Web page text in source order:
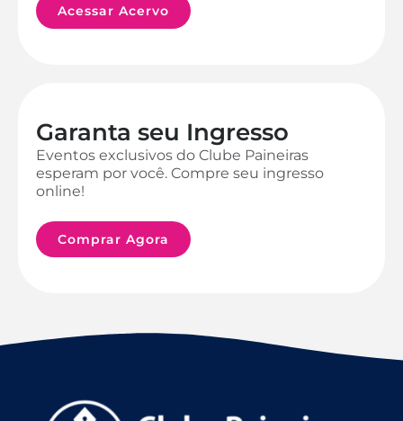
Acessar Acervo
Garanta seu Ingresso
Eventos exclusivos do Clube Paineiras
esperam por você. Compre seu ingresso
online!
Comprar Agora